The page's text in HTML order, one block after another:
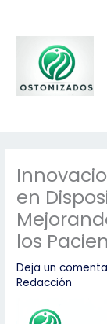
contenido
en
los
Deja un
Redacción